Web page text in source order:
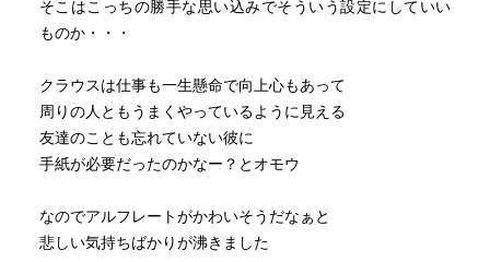
そこはこっちの勝手な思い込みでそういう設定にしていい
ものか・・・
クラウスは仕事も一生懸命で向上心もあって
周りの人ともうまくやっているように見える
友達のことも忘れていない彼に
手紙が必要だったのかなー？とオモウ
なのでアルフレートがかわいそうだなぁと
悲しい気持ちばかりが沸きました